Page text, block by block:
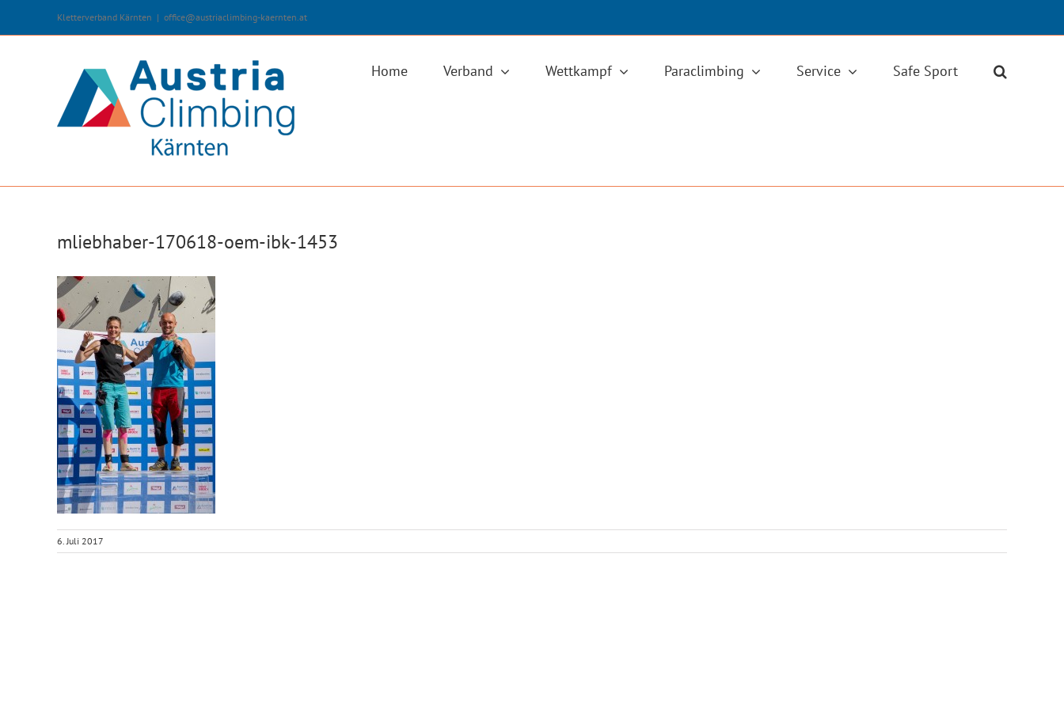
Kletterverband Kärnten | office@austriaclimbing-kaernten.at
Home Verband Wettkampf Paraclimbing Service Safe Sport
mliebhaber-170618-oem-ibk-1453
6. Juli 2017